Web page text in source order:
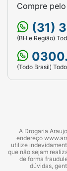
Compre pelo
(31)
(BH e Região)
(Todo Brasil)
A Drogaria
endereço
utilize
que não sejam
de forma
dúvidas,